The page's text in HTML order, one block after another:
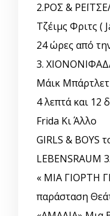
2.ΡΟΣ &
Τζέιμς Φριτς (
24 ώρες από
3.
Μάικ
4 λεπτά και 12
Frida Κι Άλλο
GIRLS & BOYS
LEBENSRAUM
« ΜΙΑ ΓΙΟΡΤΗ
παράσταση